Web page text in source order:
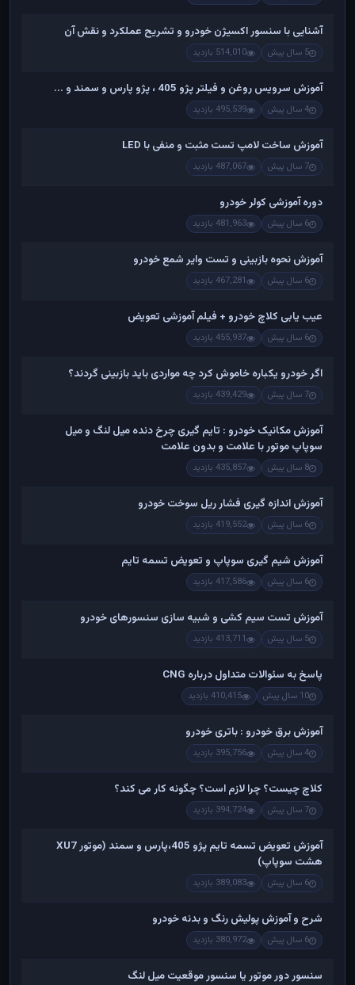
آشنایی با سنسور اکسیژن خودرو و تشریح عملکرد و نقش آن
5 سال پیش 514,010 بازدید
آموزش سرویس روغن و فیلتر پژو 405 ، پژو پارس و سمند و ...
4 سال پیش 495,539 بازدید
آموزش ساخت لامپ تست مثبت و منفی با LED
7 سال پیش 487,067 بازدید
دوره آموزشی کولر خودرو
6 سال پیش 481,963 بازدید
آموزش نحوه بازبینی و تست وایر شمع خودرو
6 سال پیش 467,281 بازدید
عیب یابی کلاچ خودرو + فیلم آموزشی تعویض
6 سال پیش 455,937 بازدید
اگر خودرو یکباره خاموش کرد چه مواردی باید بازبینی گردند؟
7 سال پیش 439,429 بازدید
آموزش مکانیک خودرو : تایم گیری چرخ دنده میل لنگ و میل
سوپاپ موتور با علامت و بدون علامت
8 سال پیش 435,857 بازدید
آموزش اندازه گیری فشار ریل سوخت خودرو
6 سال پیش 419,552 بازدید
آموزش شیم گیری سوپاپ و تعویض تسمه تایم
6 سال پیش 417,586 بازدید
آموزش تست سیم کشی و شبیه سازی سنسورهای خودرو
5 سال پیش 413,711 بازدید
پاسخ به سئوالات متداول درباره CNG
10 سال پیش 410,415 بازدید
آموزش برق خودرو : باتری خودرو
4 سال پیش 395,756 بازدید
کلاچ چیست؟ چرا لازم است؟ چگونه کار می کند؟
7 سال پیش 394,724 بازدید
آموزش تعویض تسمه تایم پژو 405،پارس و سمند (موتور XU7
هشت سوپاپ)
6 سال پیش 389,083 بازدید
شرح و آموزش پولیش رنگ و بدنه خودرو
6 سال پیش 380,972 بازدید
سنسور دور موتور یا سنسور موقعیت میل لنگ